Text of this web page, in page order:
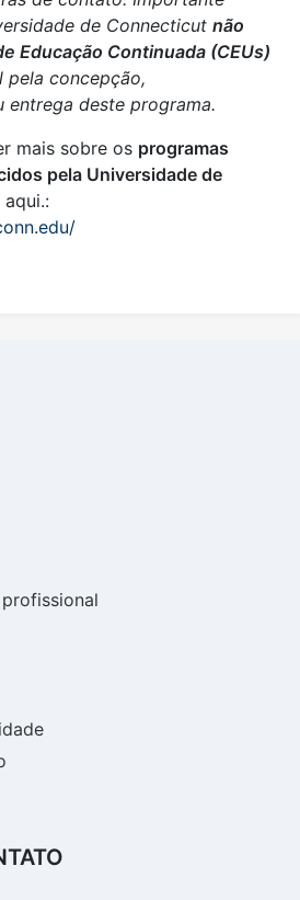
de Connecticut não
Educação Continuada (CEUs)
pela concepção,
entrega deste programa.
mais sobre os programas
pela Universidade de
aqui.: